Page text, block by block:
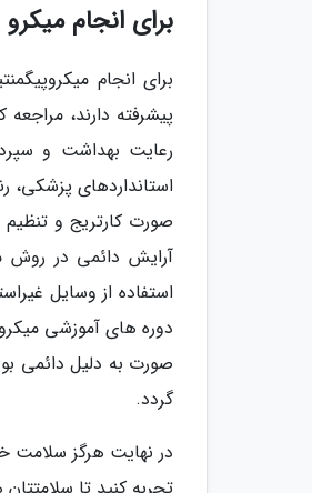
برای انجام
برای انجام
پیشرفته دارند،
رعایت بهداشت و
استانداردهای
صورت کارتریج و
آرایش دائمی در روش
استفاده از وسایل
دوره های آموزشی
صورت به دلیل دائمی
گردد.
در نهایت هرگز سلامت